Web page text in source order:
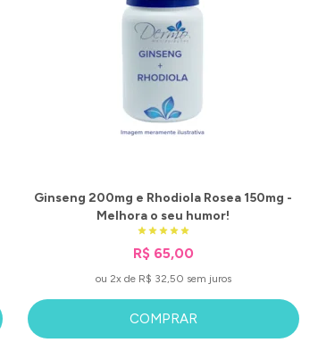
Ginseng 200mg e Rhodiola Rosea 150mg -
Melhora o seu humor!
R$ 65,00
ou 2x de R$ 32,50 sem juros
COMPRAR